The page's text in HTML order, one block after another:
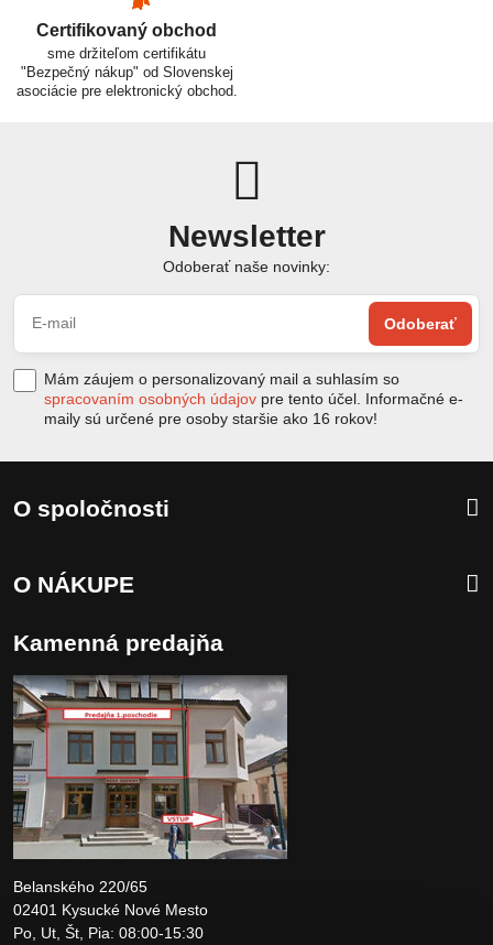
Certifikovaný obchod
sme držiteľom certifikátu
"Bezpečný nákup" od Slovenskej
asociácie pre elektronický obchod.
Newsletter
Odoberať naše novinky:
Odoberať
Mám záujem o personalizovaný mail a suhlasím so
spracovaním osobných údajov pre tento účel. Informačné e-
maily sú určené pre osoby staršie ako 16 rokov!
O spoločnosti
O NÁKUPE
Kamenná predajňa
Belanského 220/65
02401 Kysucké Nové Mesto
Po, Ut, Št, Pia: 08:00-15:30